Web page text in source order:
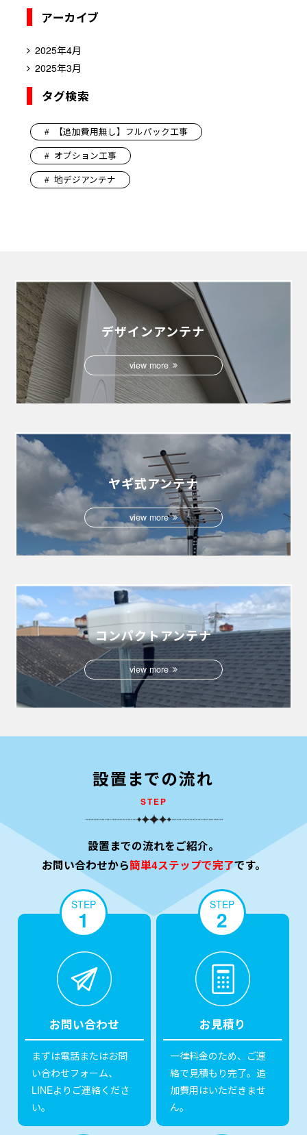
アーカイブ
2025年4月
2025年3月
タグ検索
【追加費用無し】フルパック工事
オプション工事
地デジアンテナ
デザインアンテナ
view more
ヤギ式アンテナ
view more
コンパクトアンテナ
view more
設置までの流れ
STEP
設置までの流れをご紹介。
お問い合わせから簡単4ステップで完了です。
STEP
1
お問い合わせ
まずは電話またはお問
い合わせフォーム、
LINEよりご連絡くださ
い。
STEP
2
お見積り
一律料金のため、ご連
絡で見積もり完了。追
加費用はいただきませ
ん。